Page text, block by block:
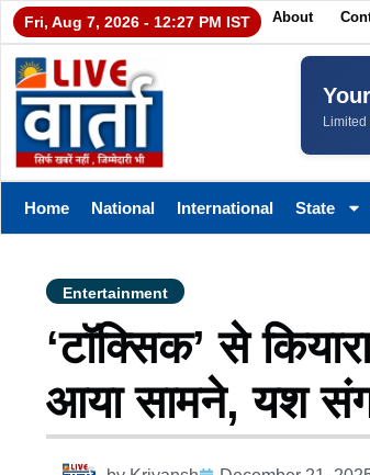
Fri, Aug 7, 2026 - 12:27 PM IST About
Home National International State
Entertainment
‘टॉक्सिक’ से
आया सामने, यश संग